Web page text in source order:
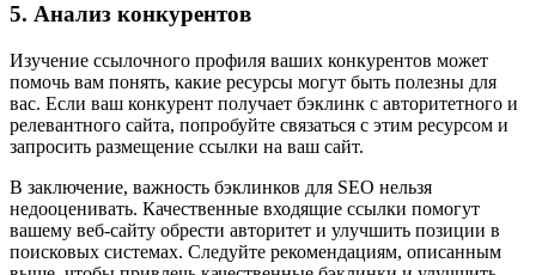
5. Анализ конкурентов
Изучение ссылочного профиля ваших конкурентов может
помочь вам понять, какие ресурсы могут быть полезны для
вас. Если ваш конкурент получает бэклинк с авторитетного и
релевантного сайта, попробуйте связаться с этим ресурсом и
запросить размещение ссылки на ваш сайт.
В заключение, важность бэклинков для SEO нельзя
недооценивать. Качественные входящие ссылки помогут
вашему веб-сайту обрести авторитет и улучшить позиции в
поисковых системах. Следуйте рекомендациям, описанным